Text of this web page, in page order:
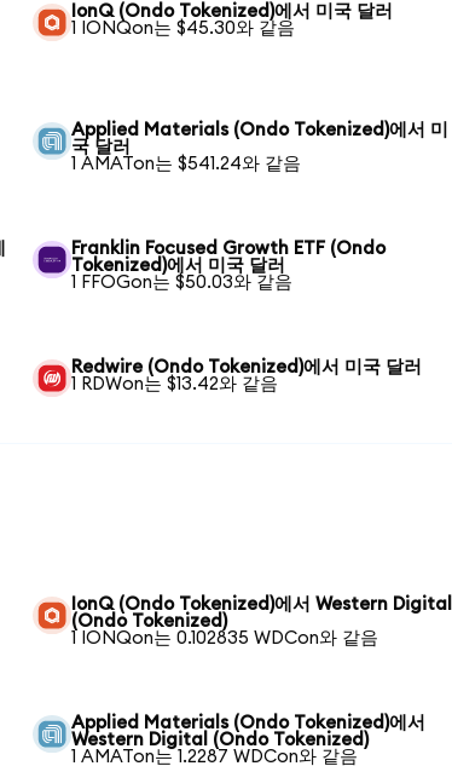
IonQ (Ondo Tokenized)에서 미국 달러
1 IONQon는 $45.30와 같음
Applied Materials (Ondo Tokenized)에서 미
국 달러
1 AMATon는 $541.24와 같음
Franklin Focused Growth ETF (Ondo
Tokenized)에서 미국 달러
1 FFOGon는 $50.03와 같음
Redwire (Ondo Tokenized)에서 미국 달러
1 RDWon는 $13.42와 같음
IonQ (Ondo Tokenized)에서 Western Digital
(Ondo Tokenized)
1 IONQon는 0.102835 WDCon와 같음
Applied Materials (Ondo Tokenized)에서
Western Digital (Ondo Tokenized)
1 AMATon는 1.2287 WDCon와 같음